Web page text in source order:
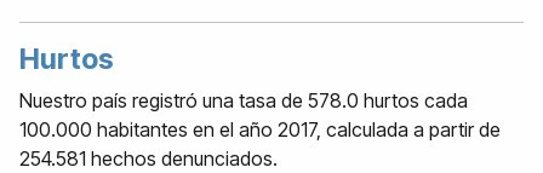
Hurtos
Nuestro país registró una tasa de 578.0 hurtos cada
100.000 habitantes en el año 2017, calculada a partir de
254.581 hechos denunciados.